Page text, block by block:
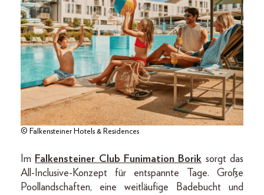
© Falkensteiner Hotels & Residences
Im Falkensteiner Club Funimation Borik sorgt das
All-Inclusive-Konzept für entspannte Tage. Große
Poollandschaften, eine weitläufige Badebucht und